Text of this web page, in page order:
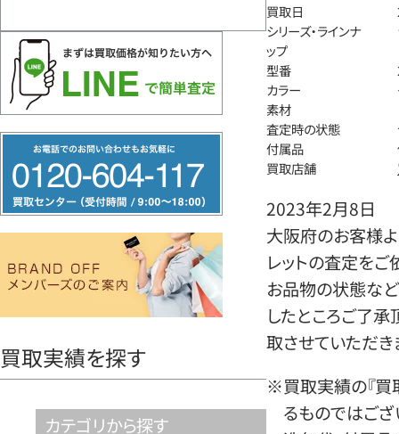
リ
ー
ヤ
買取実績を探す
カテゴリから探す
買取日
シリーズ・ラインナ
ップ
型番
カラー
素材
査定時の状態
付属品
買取店舗
2023年2月8日
大阪府のお客様よ
レットの査定をご
お品物の状態など
したところご了
取させていただき
※買取実績の『買
るものではござ